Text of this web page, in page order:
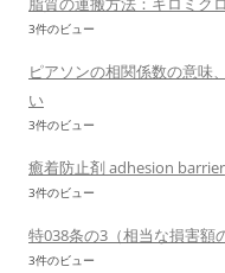
3件のビュー
ピアソンの相関係数の意味
い
3件のビュー
癒着防止剤 adhesion barrier
3件のビュー
特038条の3（相当な損害額
3件のビュー